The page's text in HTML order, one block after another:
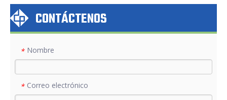
CONTÁCTENOS
* Nombre
* Correo electrónico